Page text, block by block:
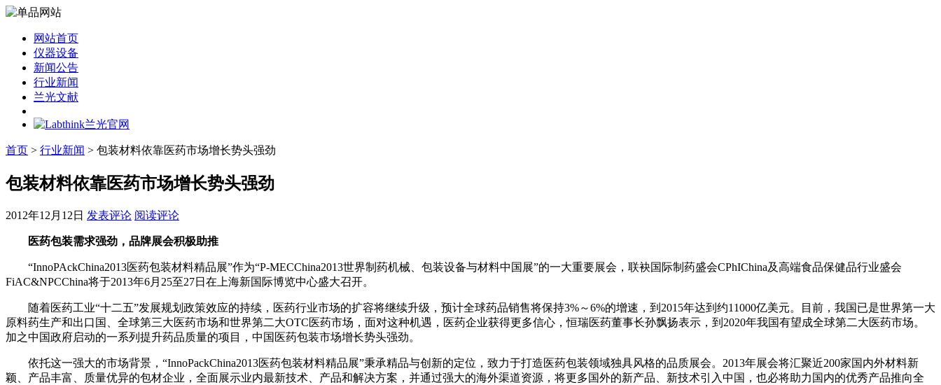
网站首页
仪器设备
新闻公告
行业新闻
兰光文献
首页 > 行业新闻 > 包装材料依靠医药市场增长势头强劲
包装材料依靠医药市场增长势头强劲
2012年12月12日 发表评论 阅读评论
医药包装需求强劲，品牌展会积极助推
“InnoPAckChina2013医药包装材料精品展”作为“P-MECChina2013世界制药机械、包装设备与材料中国展”的一大重要展会，联袂国际制药盛会CPhIChina及高端食品保健品行业盛会
FiAC&NPCChina将于2013年6月25至27日在上海新国际博览中心盛大召开。
随着医药工业“十二五”发展规划政策效应的持续，医药行业市场的扩容将继续升级，预计全球药品销售将保持3%～6%的增速，到2015年达到约11000亿美元。目前，我国已是世界第一大
原料药生产和出口国、全球第三大医药市场和世界第二大OTC医药市场，面对这种机遇，医药企业获得更多信心，恒瑞医药董事长孙飘扬表示，到2020年我国有望成全球第二大医药市场。
加之中国政府启动的一系列提升药品质量的项目，中国医药包装市场增长势头强劲。
依托这一强大的市场背景，“InnoPackChina2013医药包装材料精品展”秉承精品与创新的定位，致力于打造医药包装领域独具风格的品质展会。2013年展会将汇聚近200家国内外材料新
颖、产品丰富、质量优异的包材企业，全面展示业内最新技术、产品和解决方案，并通过强大的海外渠道资源，将更多国外的新产品、新技术引入中国，也必将助力国内的优秀产品推向全